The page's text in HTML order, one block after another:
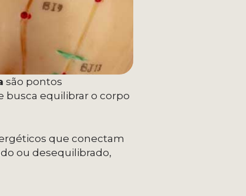
são pontos
busca equilibrar o corpo
que conectam
ou desequilibrado,